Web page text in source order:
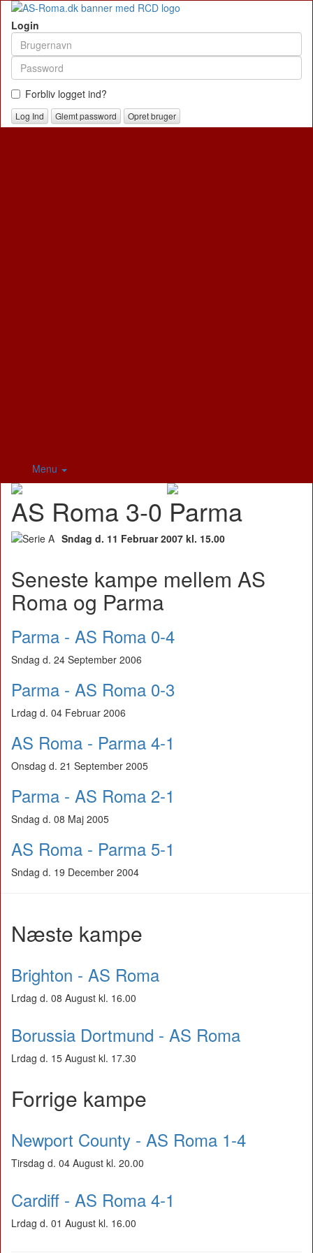
Login
Forbliv logget ind?
Glemt password Opret bruger
Menu
AS Roma 3-0 Parma
Sndag d. 11 Februar 2007 kl. 15.00
Seneste kampe mellem AS
Roma og Parma
Parma - AS Roma 0-4
Sndag d. 24 September 2006
Parma - AS Roma 0-3
Lrdag d. 04 Februar 2006
AS Roma - Parma 4-1
Onsdag d. 21 September 2005
Parma - AS Roma 2-1
Sndag d. 08 Maj 2005
AS Roma - Parma 5-1
Sndag d. 19 December 2004
Næste kampe
Brighton - AS Roma
Lrdag d. 08 August kl. 16.00
Borussia Dortmund - AS Roma
Lrdag d. 15 August kl. 17.30
Forrige kampe
Newport County - AS Roma 1-4
Tirsdag d. 04 August kl. 20.00
Cardiff - AS Roma 4-1
Lrdag d. 01 August kl. 16.00